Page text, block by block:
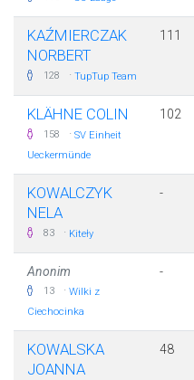
KAŹMIERCZAK
NORBERT
128 · TupTup Team
111
KLÄHNE COLIN
158 · SV Einheit
Ueckermünde
102
KOWALCZYK
NELA
83 · Kiteły
-
Anonim
13 · Wilki z
Ciechocinka
-
KOWALSKA
JOANNA
48